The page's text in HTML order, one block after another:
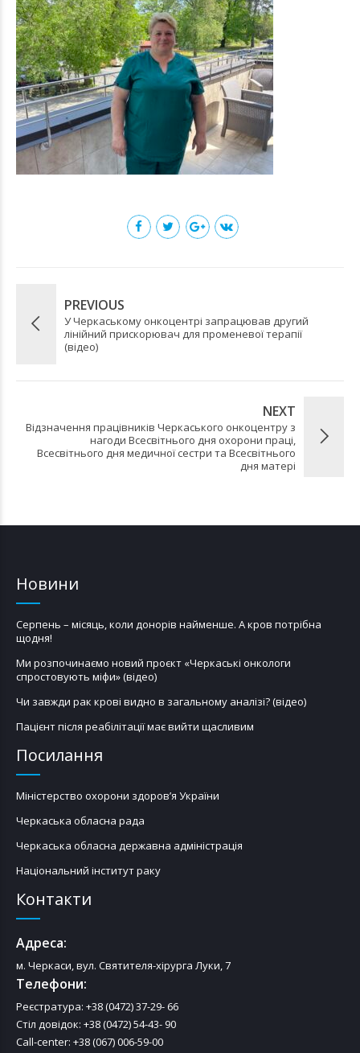
PREVIOUS
У Черкаському онкоцентрі запрацював другий
лінійний прискорювач для променевої терапії
(відео)
NEXT
Відзначення працівників Черкаського онкоцентру з
нагоди Всесвітнього дня охорони праці,
Всесвітнього дня медичної сестри та Всесвітнього
дня матері
Новини
Серпень – місяць, коли донорів найменше. А кров потрібна
щодня!
Ми розпочинаємо новий проєкт «Черкаські онкологи
спростовують міфи» (відео)
Чи завжди рак крові видно в загальному аналізі? (відео)
Пацієнт після реабілітації має вийти щасливим
Посилання
Міністерство охорони здоров’я України
Черкаська обласна рада
Черкаська обласна державна адміністрація
Національний інститут раку
Контакти
Адреса:
м. Черкаси, вул. Святителя-хірурга Луки, 7
Телефони:
Реєстратура: +38 (0472) 37-29- 66
Стіл довідок: +38 (0472) 54-43- 90
Call-center: +38 (067) 006-59-00